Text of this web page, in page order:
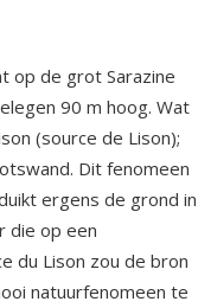
op de grot Sarazine
90 m hoog. Wat
(source de Lison);
Dit fenomeen
ergens de grond in
die op een
du Lison zou de bron
natuurfenomeen te